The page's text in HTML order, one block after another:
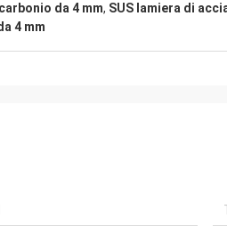
da 4 mm, SUS lamiera di
4 mm